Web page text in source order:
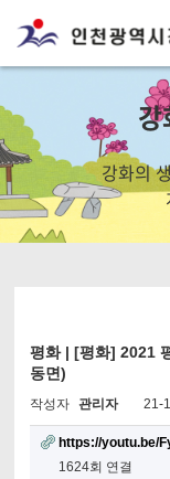
강화의
평화 | [평화] 2021
동면)
작성자 관리자 21-
https://youtu.be/
1624회 연결